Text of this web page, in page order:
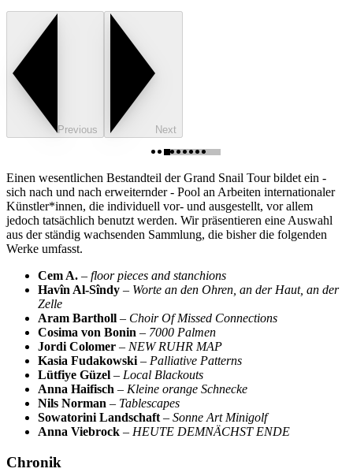
Previous Next
Einen wesentlichen Bestandteil der Grand Snail Tour bildet ein -
sich nach und nach erweiternder - Pool an Arbeiten internationaler
Künstler*innen, die individuell vor- und ausgestellt, vor allem
jedoch tatsächlich benutzt werden. Wir präsentieren eine Auswahl
aus der ständig wachsenden Sammlung, die bisher die folgenden
Werke umfasst.
Cem A. – floor pieces and stanchions
Havîn Al-Sîndy – Worte an den Ohren, an der Haut, an der
Zelle
Aram Bartholl – Choir Of Missed Connections
Cosima von Bonin – 7000 Palmen
Jordi Colomer – NEW RUHR MAP
Kasia Fudakowski – Palliative Patterns
Lütfiye Güzel – Local Blackouts
Anna Haifisch – Kleine orange Schnecke
Nils Norman – Tablescapes
Sowatorini Landschaft – Sonne Art Minigolf
Anna Viebrock – HEUTE DEMNÄCHST ENDE
Chronik